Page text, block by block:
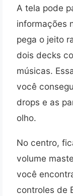
A tela pode
informações
pega o jeito
dois decks
músicas.
você
drops e as
olho.
No centro,
volume
você
controles de